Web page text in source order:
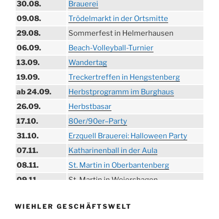
30.08.
Brauerei
09.08.
Trödelmarkt in der Ortsmitte
29.08.
Sommerfest in Helmerhausen
06.09.
Beach-Volleyball-Turnier
13.09.
Wandertag
19.09.
Treckertreffen in Hengstenberg
ab 24.09.
Herbstprogramm im Burghaus
26.09.
Herbstbasar
17.10.
80er/90er–Party
31.10.
Erzquell Brauerei: Halloween Party
07.11.
Katharinenball in der Aula
08.11.
St. Martin in Oberbantenberg
09.11.
St. Martin in Weiershagen
11.11.
„DÜX“ im Burghaus
WIEHLER GESCHÄFTSWELT